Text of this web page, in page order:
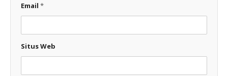
Email *
Situs Web